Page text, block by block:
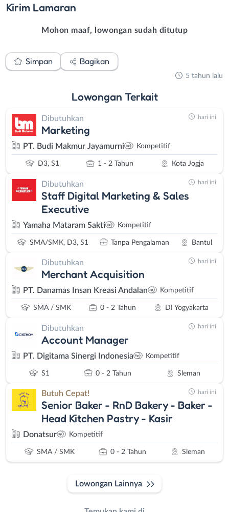
Kirim Lamaran
Mohon maaf, lowongan sudah ditutup
Simpan Bagikan
5 tahun lalu
Lowongan Terkait
Dibutuhkan
Marketing
PT. Budi Makmur Jayamurni Kompetitif
D3, S1 1 - 2 Tahun Kota Jogja
hari ini
Dibutuhkan
Staff Digital Marketing & Sales
Executive
Yamaha Mataram Sakti Kompetitif
SMA/SMK, D3, S1 Tanpa Pengalaman Bantul
hari ini
Dibutuhkan
Merchant Acquisition
PT. Danamas Insan Kreasi Andalan Kompetitif
SMA / SMK 0 - 2 Tahun DI Yogyakarta
hari ini
Dibutuhkan
Account Manager
PT. Digitama Sinergi Indonesia Kompetitif
S1 0 - 2 Tahun Sleman
hari ini
Butuh Cepat!
Senior Baker - RnD Bakery - Baker -
Head Kitchen Pastry - Kasir
Donatsur Kompetitif
SMA / SMK 0 - 2 Tahun Sleman
hari ini
Lowongan Lainnya